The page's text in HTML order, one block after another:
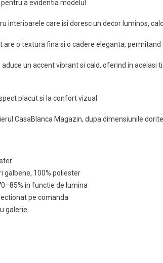
a evidentia modelul
interioarele care isi doresc un decor luminos,
are o textura fina si o cadere eleganta,
aduce un accent vibrant si cald, oferind in
placut si la confort vizual.
CasaBlanca Magazin, dupa dimensiunile
galbene, 100% poliester
in functie de lumina
pe comanda
galerie